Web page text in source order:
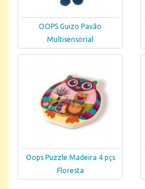
OOPS Guizo Pavão
Multisensorial
Oops Puzzle Madeira 4 pçs
Floresta